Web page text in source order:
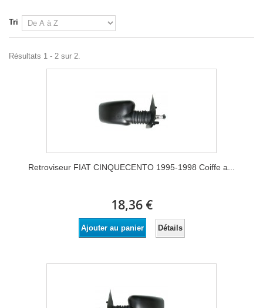
Tri
Résultats 1 - 2 sur 2.
Retroviseur FIAT CINQUECENTO 1995-1998 Coiffe a...
18,36 €
Ajouter au panier Détails